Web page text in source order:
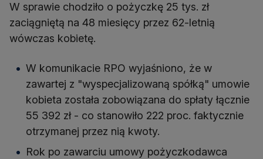
W sprawie chodziło o pożyczkę 25 tys. zł
zaciągniętą na 48 miesięcy przez 62-letnią
wówczas kobietę.
W komunikacie RPO wyjaśniono, że w
zawartej z "wyspecjalizowaną spółką" umowie
kobieta została zobowiązana do spłaty łącznie
55 392 zł - co stanowiło 222 proc. faktycznie
otrzymanej przez nią kwoty.
Rok po zawarciu umowy pożyczkodawca